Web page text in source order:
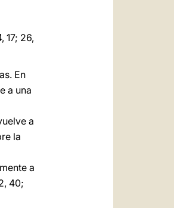
17; 26,
En
a una
a
la
a
40;